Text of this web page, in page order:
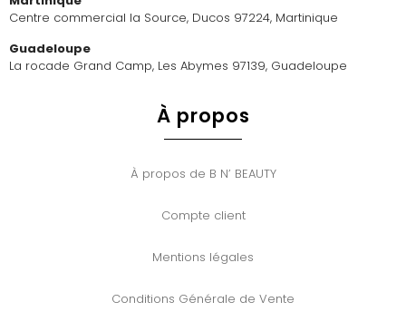
Centre commercial la Source, Ducos 97224, Martinique
Guadeloupe
La rocade Grand Camp, Les Abymes 97139, Guadeloupe
À propos
À propos de B N’ BEAUTY
Compte client
Mentions légales
Conditions Générale de Vente